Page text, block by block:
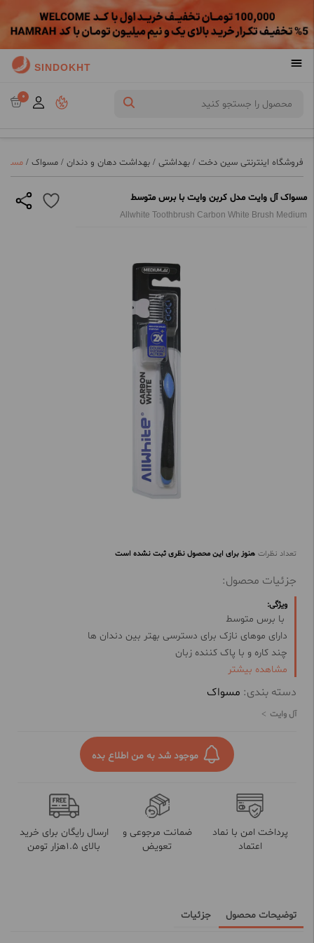
SINDOKHT
0
فروشگاه اینترنتی سین دخت / بهداشتی / بهداشت دهان و دندان / مسواک /
مسواک آل وایت مدل کربن وایت با برس متوسط
Allwhite Toothbrush Carbon White Brush Medium
تعداد نظرات هنوز برای این محصول نظری ثبت نشده است
جزئیات محصول:
ویژگی:
با برس متوسط
دارای موهای نازک برای دسترسی بهتر بین دندان ها
چند کاره و با پاک کننده زبان
مناسب همه افراد
ساخت ایران و شرکت شکوفا منش
مشاهده بیشتر
دسته بندی: مسواک
آل وایت
موجود شد به من اطلاع بده
پرداخت امن با نماد
اعتماد
ضمانت مرجوعی و
تعویض
ارسال رایگان برای خرید
بالای 1.5هزار تومن
توضیحات محصول جزئیات